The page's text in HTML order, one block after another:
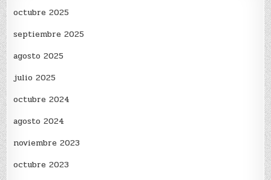
octubre 2025
septiembre 2025
agosto 2025
julio 2025
octubre 2024
agosto 2024
noviembre 2023
octubre 2023